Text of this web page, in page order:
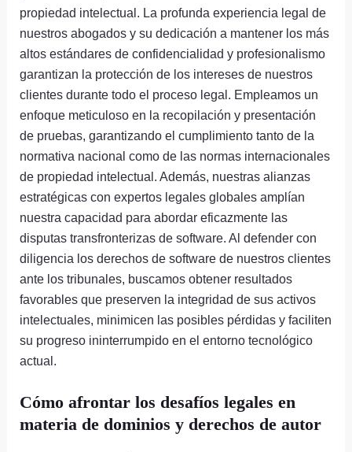
propiedad intelectual. La profunda experiencia legal de
nuestros abogados y su dedicación a mantener los más
altos estándares de confidencialidad y profesionalismo
garantizan la protección de los intereses de nuestros
clientes durante todo el proceso legal. Empleamos un
enfoque meticuloso en la recopilación y presentación
de pruebas, garantizando el cumplimiento tanto de la
normativa nacional como de las normas internacionales
de propiedad intelectual. Además, nuestras alianzas
estratégicas con expertos legales globales amplían
nuestra capacidad para abordar eficazmente las
disputas transfronterizas de software. Al defender con
diligencia los derechos de software de nuestros clientes
ante los tribunales, buscamos obtener resultados
favorables que preserven la integridad de sus activos
intelectuales, minimicen las posibles pérdidas y faciliten
su progreso ininterrumpido en el entorno tecnológico
actual.
Cómo afrontar los desafíos legales en
materia de dominios y derechos de autor